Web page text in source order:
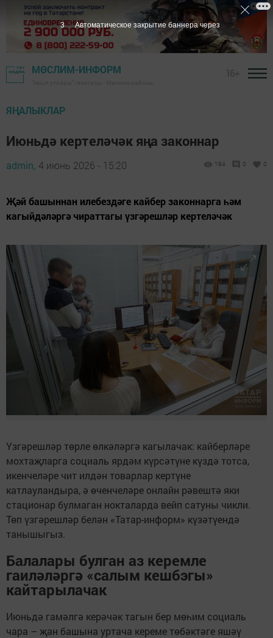
МӨСЛИМ-ИНФОРМ
ЯҢАЛЫКЛАР
Июньдә кертеләчәк яңа законнар
admin, 4 июнь 2026 - 15:20 184 0 0
Җәй башыннан илебездәге кайбер законнарга һәм
кагыйдәләргә чираттагы үзгәрешләр кертеләчәк
Үзгәрешләр төрле өлкәләргә кагылачак: кайберләре
мохтаҗларга социаль ярдәм күрсәтүне күздә тотса,
икенчеләре чит илдән товарлар кертүне
катлауландыра, ә өченчеләре онлайн рәвештә яки
стационар булмаган нокталарда вейп сатуны чикли.
Төп үзгәрешләр белән «Татар-информ» күзәтүендә
танышыгыз.
Балалары булган аз керемле
гаиләләргә «салым кешбэгы»
кайтарылачак
Июньдә гамәлгә керәчәк тагын бер мөһим социаль
чара – җан башына уртача кереме төбәктәге яшәү
2 Автоматическое закрытие баннера через